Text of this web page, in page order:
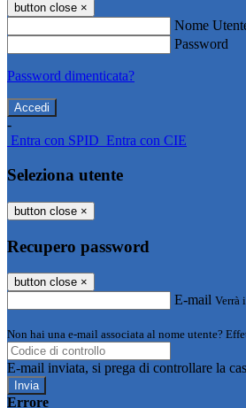
button close ×
Nome
Password
Password dimenticata?
-
Entra con SPID Entra con CIE
Seleziona utente
button close ×
Recupero password
button close ×
E-mail Verrà
Non hai una e-mail associata al nome utente?
E-mail inviata, si prega di controllare la
Errore